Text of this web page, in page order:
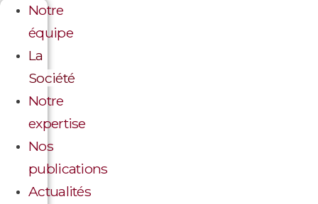
Notre
équipe
La
Société
Notre
expertise
Nos
publications
Actualités